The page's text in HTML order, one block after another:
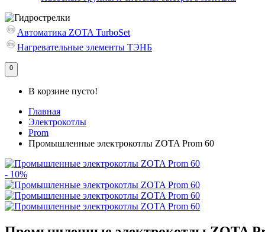
Автоматика ZOTA TurboSet
Нагревательные элементы ТЭНБ
0
В корзине пусто!
Главная
Электрокотлы
Prom
Промышленные электрокотлы ZOTA Prom 60
- 10%